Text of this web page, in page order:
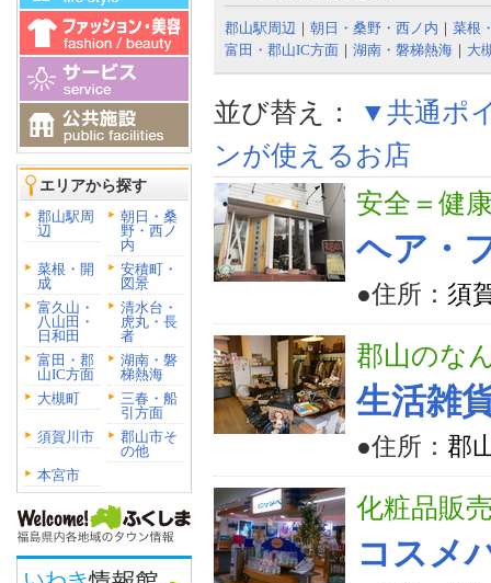
エリアから探す
郡山駅周
辺
朝日・桑
野・西ノ
内
菜根・開
成
安積町・
図景
富久山・
八山田・
日和田
清水台・
虎丸・長
者
富田・郡
山IC方面
湖南・磐
梯熱海
大槻町
三春・船
引方面
須賀川市
郡山市そ
の他
本宮市
郡山駅周辺 ｜ 朝日・桑野・西ノ内 ｜ 菜根
富田・郡山IC方面 ｜ 湖南・磐梯熱海 ｜ 大
並び替え：
▼共通ポ
ンが使えるお店
安全＝健
ヘア・
●住所： 須
郡山のな
生活雑
●住所： 郡
化粧品販
コスメ